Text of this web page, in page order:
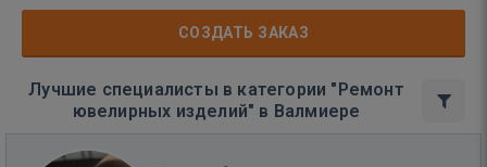
СОЗДАТЬ ЗАКАЗ
Лучшие специалисты в категории "Ремонт
ювелирных изделий" в Валмиере